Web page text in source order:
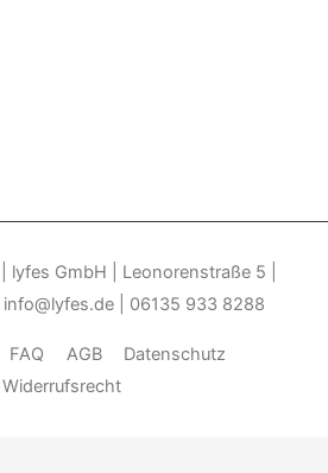
| lyfes GmbH | Leonorenstraße 5 |
| 06135 933 8288
FAQ AGB
Datenschutz
Widerrufsrecht